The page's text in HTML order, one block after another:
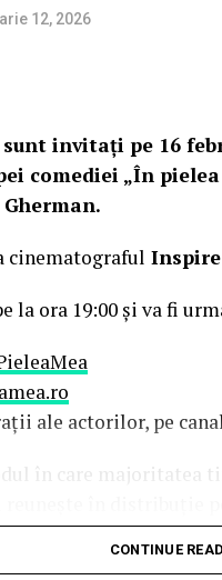
12, 2026
invitați pe 16
comediei „În
cinematograful
la ora 19:00 și va fi
ale actorilor, pe
în care majoritatea
Vlad Gherman,
CONTINUE